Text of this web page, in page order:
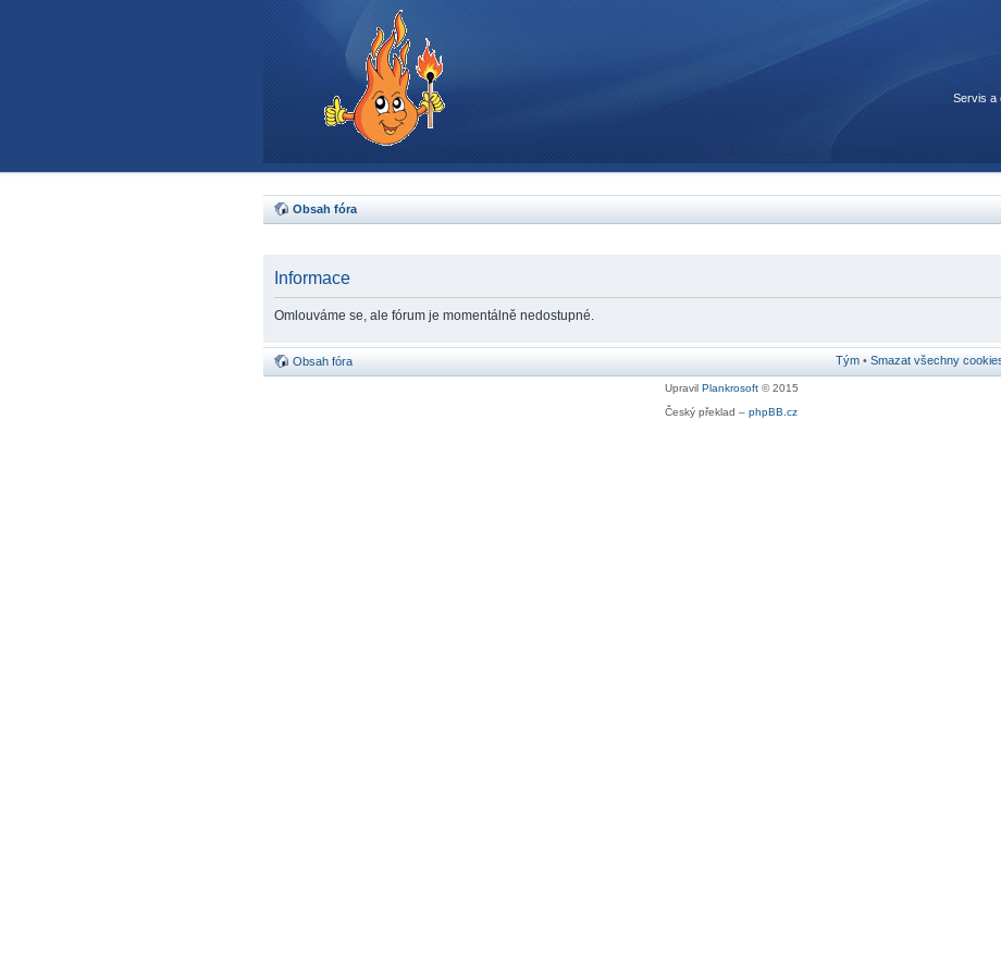
Servis a
Obsah fóra
Informace
Omlouváme se, ale fórum je momentálně nedostupné.
Obsah fóra Tým • Smazat všechny
Upravil Plankrosoft© 2015
Český překlad – phpBB.cz